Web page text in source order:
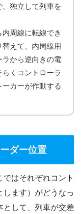
独立して列車を
周線に転線でき
えて、内周線用
から逆向きの電
くコントローラ
カーが作動する
ダー位置
はそれぞれコント
します）がどうなっ
として、列車が交差